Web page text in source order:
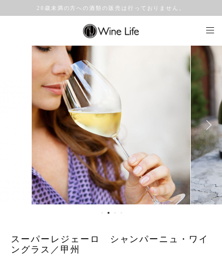
20歳未満の方への酒類の販売は行っておりません。
スーパーレジェーロ シャンパーニュ・ワイ
ングラス／甲州